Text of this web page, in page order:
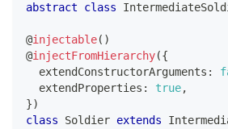
abstract
class
@injectable( )
@injectFromHierarchy({
  extendConstructorArguments
:
  extendProperties
: true,
})
class
Soldier extends